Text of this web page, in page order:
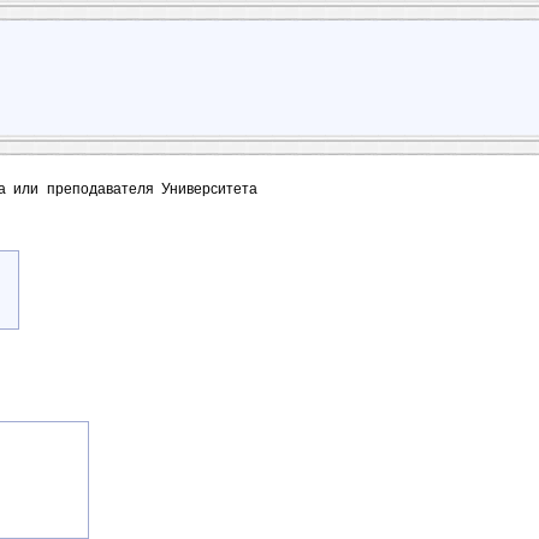
или преподавателя Университета